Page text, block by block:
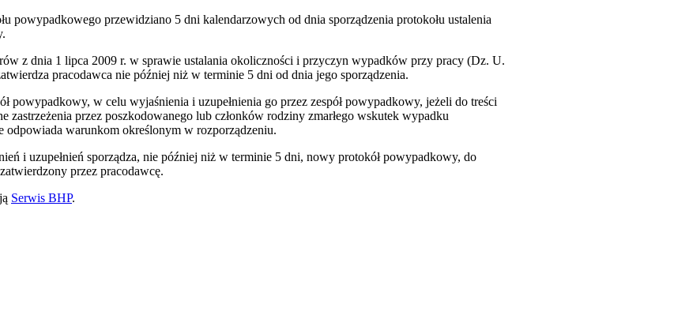
powypadkowego przewidziano 5 dni kalendarzowych od dnia sporządzenia protokołu ustalenia
z dnia 1 lipca 2009 r. w sprawie ustalania okoliczności i przyczyn wypadków przy pracy (Dz. U.
pracodawca nie później niż w terminie 5 dni od dnia jego sporządzenia.
powypadkowy, w celu wyjaśnienia i uzupełnienia go przez zespół powypadkowy, jeżeli do treści
zastrzeżenia przez poszkodowanego lub członków rodziny zmarłego wskutek wypadku
warunkom określonym w rozporządzeniu.
i uzupełnień sporządza, nie później niż w terminie 5 dni, nowy protokół powypadkowy, do
przez pracodawcę.
Serwis BHP.